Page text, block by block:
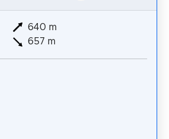
640 m
657 m